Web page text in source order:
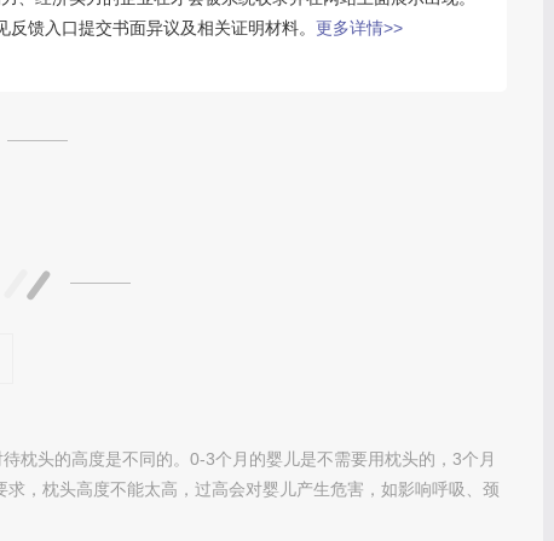
馈入口提交书面异议及相关证明材料。 更多详情>>
枕头的高度是不同的。0-3个月的婴儿是不需要用枕头的，3个月
，枕头高度不能太高，过高会对婴儿产生危害，如影响呼吸、颈